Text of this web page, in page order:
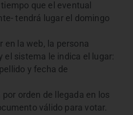
que el eventual
tendrá lugar el domingo
en la web, la persona
el sistema le indica el lugar:
y fecha de
orden de llegada en los
válido para votar.